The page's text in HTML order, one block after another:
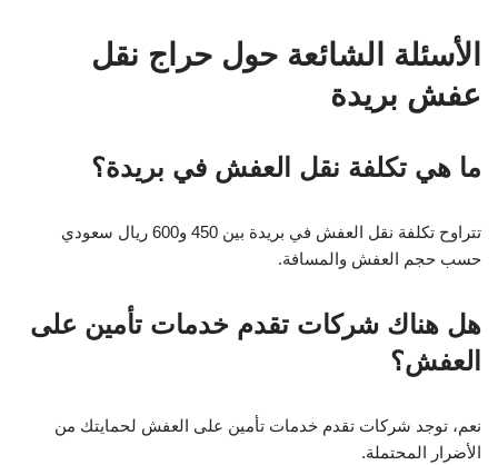
الأسئلة الشائعة حول حراج نقل
عفش بريدة
ما هي تكلفة نقل العفش في بريدة؟
تتراوح تكلفة نقل العفش في بريدة بين 450 و600 ريال سعودي
حسب حجم العفش والمسافة.
هل هناك شركات تقدم خدمات تأمين على
العفش؟
نعم، توجد شركات تقدم خدمات تأمين على العفش لحمايتك من
الأضرار المحتملة.